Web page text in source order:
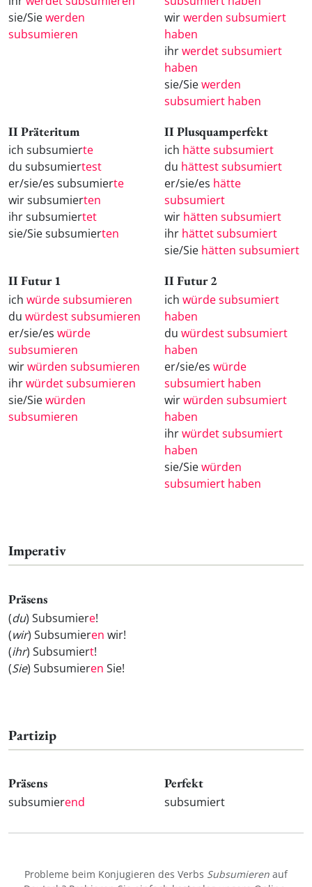
sie/Siewerden
subsumieren
wirwerden subsumiert
haben
ihrwerdet subsumiert
haben
sie/Siewerden
subsumiert haben
II Präteritum
ich subsumierte
du subsumiertest
er/sie/es subsumierte
wir subsumierten
ihr subsumiertet
sie/Sie subsumierten
II Plusquamperfekt
ich hätte subsumiert
du hättest subsumiert
er/sie/es hätte
subsumiert
wir hätten subsumiert
ihr hättet subsumiert
sie/Sie hätten subsumiert
II Futur 1
ich würde subsumieren
du würdest subsumieren
er/sie/es würde
subsumieren
wirwürden subsumieren
ihrwürdet subsumieren
sie/Siewürden
subsumieren
II Futur 2
ich würde subsumiert
haben
du würdest subsumiert
haben
er/sie/es würde
subsumiert haben
wirwürden subsumiert
haben
ihrwürdet subsumiert
haben
sie/Siewürden
subsumiert haben
Imperativ
Präsens
(du) Subsumiere!
(wir) Subsumieren wir!
(ihr) Subsumiert!
(Sie) Subsumieren Sie!
Partizip
Präsens
subsumierend
Perfekt
subsumiert
Probleme beim Konjugieren des Verbs Subsumieren auf